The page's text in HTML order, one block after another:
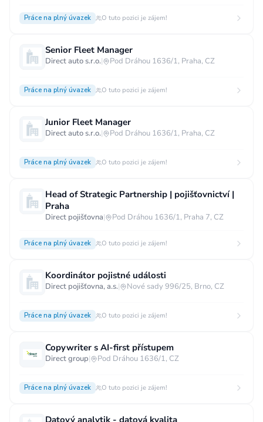
Práce na plný úvazek O tuto pozici je zájem!
Senior Fleet Manager
Direct auto s.r.o.| Pod Dráhou 1636/1, Praha, CZ
Práce na plný úvazek O tuto pozici je zájem!
Junior Fleet Manager
Direct auto s.r.o.| Pod Dráhou 1636/1, Praha, CZ
Práce na plný úvazek O tuto pozici je zájem!
Head of Strategic Partnership | pojišťovnictví |
Praha
Direct pojišťovna| Pod Dráhou 1636/1, Praha 7, CZ
Práce na plný úvazek O tuto pozici je zájem!
Koordinátor pojistné události
Direct pojišťovna, a.s.| Nové sady 996/25, Brno, CZ
Práce na plný úvazek O tuto pozici je zájem!
Copywriter s AI-first přístupem
Direct group| Pod Dráhou 1636/1, CZ
Práce na plný úvazek O tuto pozici je zájem!
Datový analytik - datová kvalita
Vysokoškolské / universitní